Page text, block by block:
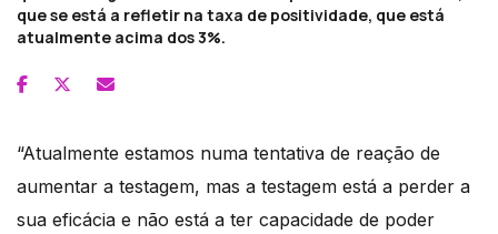
que se está a refletir na taxa de positividade, que está
atualmente acima dos 3%.
“Atualmente estamos numa tentativa de reação de
aumentar a testagem, mas a testagem está a perder a
sua eficácia e não está a ter capacidade de poder